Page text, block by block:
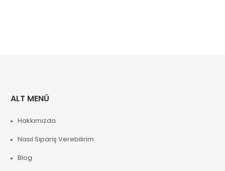
ALT MENÜ
Hakkımızda
Nasıl Sipariş Verebilirim
Blog